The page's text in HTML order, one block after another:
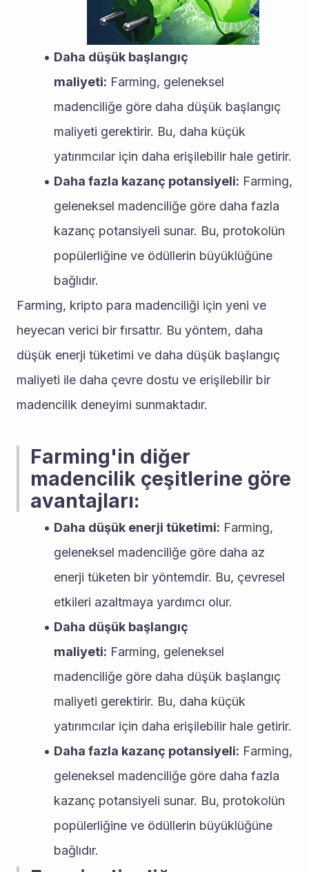
Daha düşük başlangıç
maliyeti: Farming, geleneksel
madenciliğe göre daha düşük başlangıç
maliyeti gerektirir. Bu, daha küçük
yatırımcılar için daha erişilebilir hale getirir.
Daha fazla kazanç potansiyeli: Farming,
geleneksel madenciliğe göre daha fazla
kazanç potansiyeli sunar. Bu, protokolün
popülerliğine ve ödüllerin büyüklüğüne
bağlıdır.
Farming, kripto para madenciliği için yeni ve
heyecan verici bir fırsattır. Bu yöntem, daha
düşük enerji tüketimi ve daha düşük başlangıç
maliyeti ile daha çevre dostu ve erişilebilir bir
madencilik deneyimi sunmaktadır.
Farming'in diğer
madencilik çeşitlerine göre
avantajları:
Daha düşük enerji tüketimi: Farming,
geleneksel madenciliğe göre daha az
enerji tüketen bir yöntemdir. Bu, çevresel
etkileri azaltmaya yardımcı olur.
Daha düşük başlangıç
maliyeti: Farming, geleneksel
madenciliğe göre daha düşük başlangıç
maliyeti gerektirir. Bu, daha küçük
yatırımcılar için daha erişilebilir hale getirir.
Daha fazla kazanç potansiyeli: Farming,
geleneksel madenciliğe göre daha fazla
kazanç potansiyeli sunar. Bu, protokolün
popülerliğine ve ödüllerin büyüklüğüne
bağlıdır.